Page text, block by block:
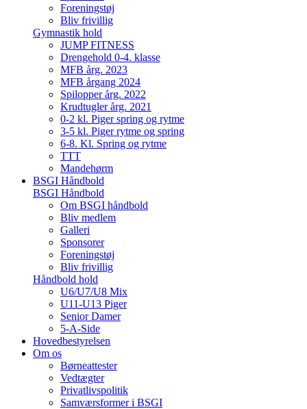
Foreningstøj
Bliv frivillig
Gymnastik hold
JUMP FITNESS
Drengehold 0-4. klasse
MFB årg. 2023
MFB årgang 2024
Spilopper årg. 2022
Krudtugler årg. 2021
0-2 kl. Piger spring og rytme
3-5 kl. Piger rytme og spring
6-8. Kl. Spring og rytme
TTT
Mandehørm
BSGI Håndbold
BSGI Håndbold
Om BSGI håndbold
Bliv medlem
Galleri
Sponsorer
Foreningstøj
Bliv frivillig
Håndbold hold
U6/U7/U8 Mix
U11-U13 Piger
Senior Damer
5-A-Side
Hovedbestyrelsen
Om os
Børneattester
Vedtægter
Privatlivspolitik
Samværsformer i BSGI